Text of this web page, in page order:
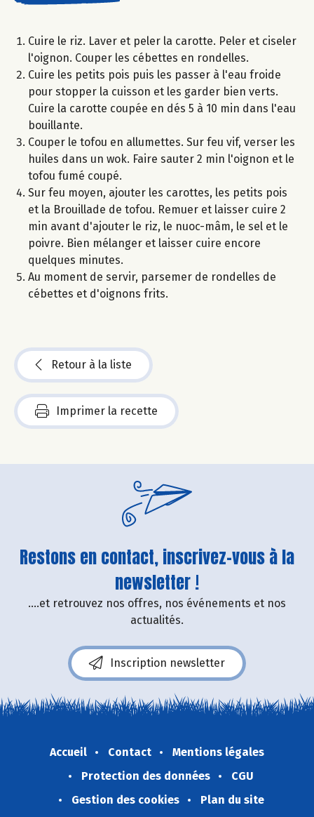
Cuire le riz. Laver et peler la carotte. Peler et ciseler
l'oignon. Couper les cébettes en rondelles.
Cuire les petits pois puis les passer à l'eau froide
pour stopper la cuisson et les garder bien verts.
Cuire la carotte coupée en dés 5 à 10 min dans l'eau
bouillante.
Couper le tofou en allumettes. Sur feu vif, verser les
huiles dans un wok. Faire sauter 2 min l'oignon et le
tofou fumé coupé.
Sur feu moyen, ajouter les carottes, les petits pois
et la Brouillade de tofou. Remuer et laisser cuire 2
min avant d'ajouter le riz, le nuoc-mâm, le sel et le
poivre. Bien mélanger et laisser cuire encore
quelques minutes.
Au moment de servir, parsemer de rondelles de
cébettes et d'oignons frits.
Retour à la liste
Imprimer la recette
Restons en contact, inscrivez-vous à la
newsletter !
....et retrouvez nos offres, nos événements et nos
actualités.
Inscription newsletter
Accueil Contact
Mentions légales
Protection des données
CGU
Gestion des cookies
Plan du site